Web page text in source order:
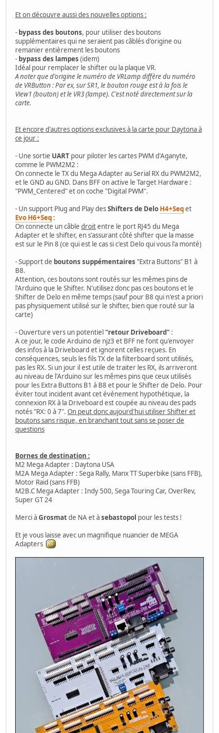
Et on découvre aussi des nouvelles options :
- bypass des boutons, pour utiliser des boutons
supplémentaires qui ne seraient pas câblés d'origine ou
remanier entièrement les boutons
- bypass des lampes (idem)
Idéal pour remplacer le shifter ou la plaque VR.
A noter que d'origine le numéro de VRLamp diffère du numéro
de VRButton : Par ex, sur SR1, le bouton rouge est à la fois le
View1 (bouton) et le VR3 (lampe). C'est noté directement sur la
carte.
Et encore d'autres options exclusives à la carte pour Daytona à
ce jour :
- Une sortie UART pour piloter les cartes PWM d'Aganyte,
comme le PWM2M2 :
On connecte le TX du Mega Adapter au Serial RX du PWM2M2,
et le GND au GND. Dans BFF on active le Target Hardware :
"PWM_Centered" et on coche "Digital PWM".
- Un support Plug and Play desShifters de Delo H4+Seqet
Evo H6+Seq :
On connecte un câble droitentre le port RJ45 du Mega
Adapter et le shifter, en s'assurant côté shifter que la masse
est sur le Pin 8 (ce qui est le cas si c'est Delo qui vous l'a monté)
- Support de boutons suppémentaires "Extra Buttons" B1 à
B8.
Attention, ces boutons sont routés sur les mêmes pins de
l'Arduino que le Shifter. N'utilisez donc pas ces boutons et le
Shifter de Delo en même temps (sauf pour B8 qui n'est a priori
pas physiquement utilisé sur le shifter, bien que routé sur la
carte)
- Ouverture vers un potentiel "retour Driveboard" :
A ce jour, le code Arduino de njz3 et BFF ne font qu'envoyer
des infos à la Driveboard et ignorent celles reçues. En
conséquences, seuls les fils TX de la filterboard sont utilisés,
pas les RX. Si un jour il est utile de traiter les RX, ils arriveront
au niveau de l'Arduino sur les mêmes pins que ceux utilisés
pour les Extra Buttons B1 à B8 et pour le Shifter de Delo. Pour
éviter tout incident avant cet événement hypothétique, la
connexion RX à la Driveboard est coupée au niveau des pads
notés "RX: 0 à 7". On peut donc aujourd'hui utiliser Shifter et
boutons sans risque, en branchant tout sans se poser de
questions
Bornes de destination :
M2 Mega Adapter : Daytona USA
M2A Mega Adapter : Sega Rally, Manx TT Superbike (sans FFB),
Motor Raid (sans FFB)
M2B.C Mega Adapter : Indy 500, Sega Touring Car, OverRev,
Super GT 24
Merci àGrosmatde NA et àsebastopol pour les tests !
Et je vous laisse avec un magnifique nuancier de MEGA
Adapters